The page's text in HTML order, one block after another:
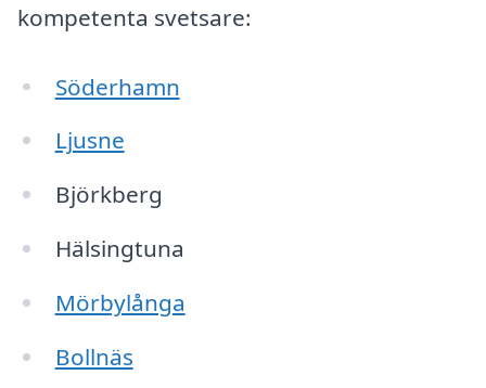
kompetenta svetsare:
Söderhamn
Ljusne
Björkberg
Hälsingtuna
Mörbylånga
Bollnäs